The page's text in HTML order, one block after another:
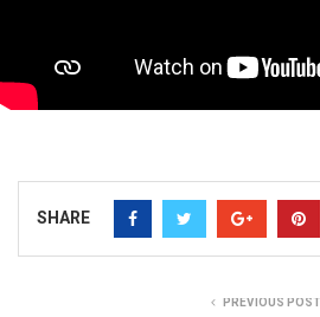
SHARE
PREVIOUS POST